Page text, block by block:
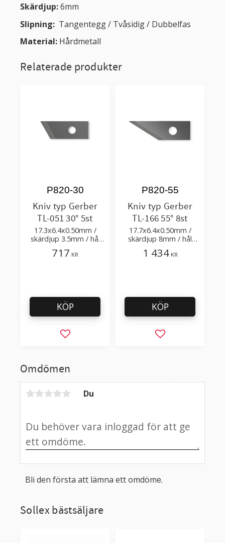
Skärdjup:6mm
Slipning: Tangentegg / Tvåsidig / Dubbelfas
Material: Hårdmetall
Omdömen
Du
Bli den första att lämna ett omdöme.
Relaterade produkter
Kniv typ Gerber
TL-051 30° 5st
17.3x6.4x0.50mm /
skärdjup 3.5mm / hål
Ø2.7mm / skärvinkel
30°
P820-30
717 KR
Lägg till i favoriter
KÖP
Kniv typ Gerber
TL-166 55° 8st
17.7x6.4x0.50mm /
skärdjup 8mm / hål
Ø2.7mm / skärvinkel
55°
P820-55
1 434KR
Lägg till i
KÖP
Sollex bästsäljare